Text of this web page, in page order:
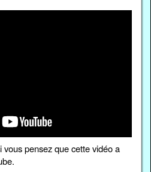
pensez que cette vidéo a